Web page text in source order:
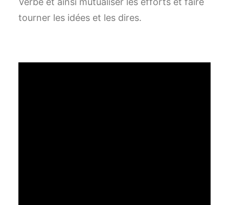
tourner les idées et les dires.